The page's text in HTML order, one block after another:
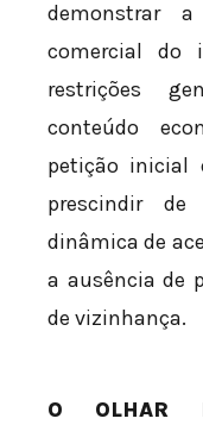
demonstrar
comercial do
restrições
conteúdo
petição inicial
prescindir
dinâmica de
a ausência de
de vizinhança.
O OLHAR